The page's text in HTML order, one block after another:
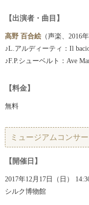
【出演者・曲目】
高野 百合絵 （声楽、2016
♪L.アルディーティ：Il
♪F.P.シューベルト：Ave
【料金】
無料
ミュージアムコンサ
【開催日】
2017年12月17日（日）
シルク博物館